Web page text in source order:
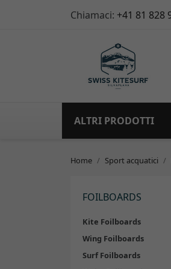
Chiamaci: +41 81 828
ALTRI PRODOTTI
Home Sport acquatici
FOILBOARDS
Kite Foilboards
Wing Foilboards
Surf Foilboards